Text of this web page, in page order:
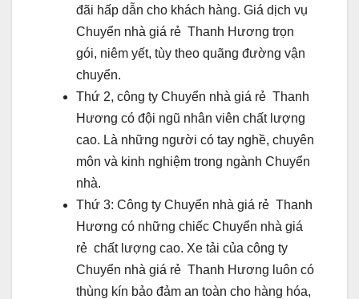
đãi hấp dẫn cho khách hàng. Giá dịch vụ
Chuyển nhà giá rẻ Thanh Hương trọn
gói, niêm yết, tùy theo quãng đường vận
chuyển.
Thứ 2, công ty Chuyển nhà giá rẻ Thanh
Hương có đội ngũ nhân viên chất lượng
cao. Là những người có tay nghề, chuyên
môn và kinh nghiệm trong ngành Chuyển
nhà.
Thứ 3: Công ty Chuyển nhà giá rẻ Thanh
Hương có những chiếc Chuyển nhà giá
rẻ chất lượng cao. Xe tải của công ty
Chuyển nhà giá rẻ Thanh Hương luôn có
thùng kín bảo đảm an toàn cho hàng hóa,